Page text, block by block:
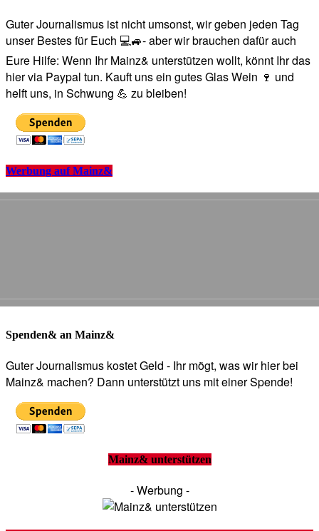
Guter Journalismus ist nicht umsonst, wir geben jeden Tag
unser Bestes für Euch 💻🚙- aber wir brauchen dafür auch
Eure Hilfe: Wenn Ihr Mainz& unterstützen wollt, könnt Ihr das
hier via Paypal tun. Kauft uns ein gutes Glas Wein 🍷 und
helft uns, in Schwung 💪 zu bleiben!
Werbung auf Mainz&
Spenden& an Mainz&
Guter Journalismus kostet Geld - Ihr mögt, was wir hier bei
Mainz& machen? Dann unterstützt uns mit einer Spende!
Mainz& unterstützen
- Werbung -